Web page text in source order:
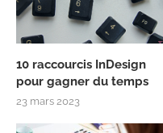
10 raccourcis InDesign
pour gagner du temps
23 mars 2023